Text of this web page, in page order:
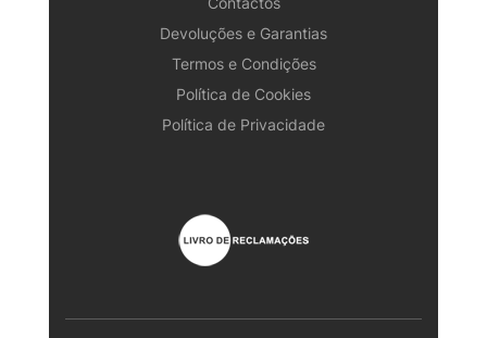
Devoluções e Garantias
Termos e Condições
Política de Cookies
Política de Privacidade